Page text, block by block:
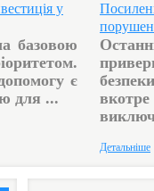
у
базовою
є
для ...
Детальніше